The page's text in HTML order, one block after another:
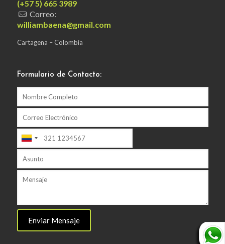
(+57 5) 665 3989
Correo:
williambaena@gmail.com
Cartagena – Colombia
Formulario de Contacto: